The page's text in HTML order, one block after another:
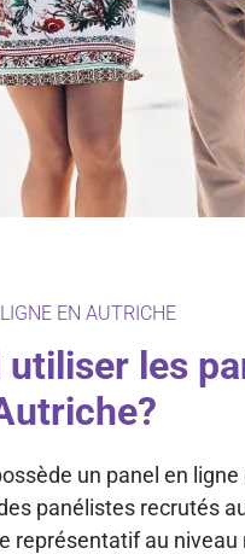
EN AUTRICHE
les
un panel en
panélistes recrutés
représentatif au